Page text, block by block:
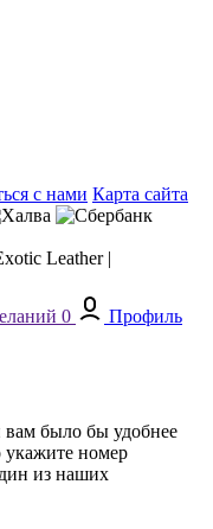
с нами Карта сайта
Leather |
0
Профиль
вам было бы удобнее
укажите номер
из наших